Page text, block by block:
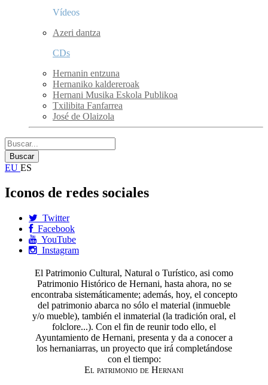
Vídeos
Azeri dantza
CDs
Hernanin entzuna
Hernaniko kaldereroak
Hernani Musika Eskola Publikoa
Txilibita Fanfarrea
José de Olaizola
EU ES
Iconos de redes sociales
Twitter
Facebook
YouTube
Instagram
El Patrimonio Cultural, Natural o Turístico, asi como
Patrimonio Histórico de Hernani, hasta ahora, no se
encontraba sistemáticamente; además, hoy, el concepto
del patrimonio abarca no sólo el material (inmueble
y/o mueble), también el inmaterial (la tradición oral, el
folclore...). Con el fin de reunir todo ello, el
Ayuntamiento de Hernani, presenta y da a conocer a
los hernaniarras, un proyecto que irá completándose
con el tiempo:
El patrimonio de Hernani